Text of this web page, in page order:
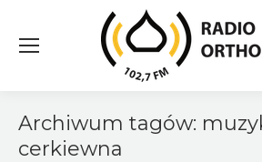
Archiwum tagów:
cerkiewna